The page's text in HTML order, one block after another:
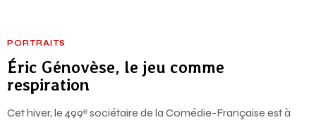
PORTRAITS
Éric Génovèse, le jeu comme
respiration
Cet hiver, le 499ᵉ sociétaire de la Comédie-Française est à